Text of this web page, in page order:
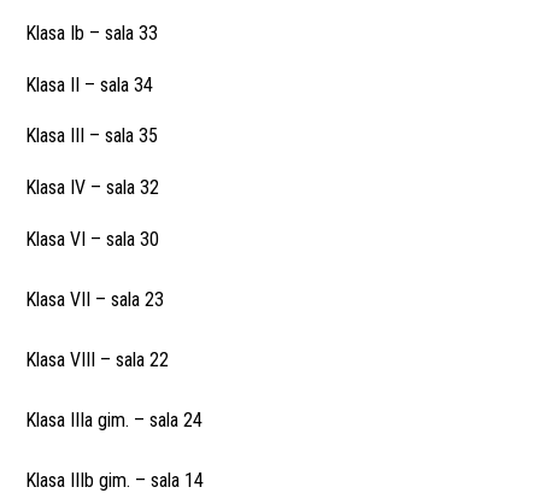
Klasa Ib – sala 33
Klasa II – sala 34
Klasa III – sala 35
Klasa IV – sala 32
Klasa VI – sala 30
Klasa VII – sala 23
Klasa VIII – sala 22
Klasa IIIa gim. – sala 24
Klasa IIIb gim. – sala 14